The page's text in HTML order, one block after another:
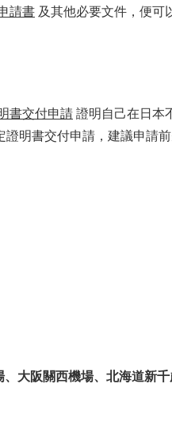
請書 及其他必要文件，便可
書交付申請 證明自己在日本
明書交付申請，建議申請
大阪關西機場、北海道新